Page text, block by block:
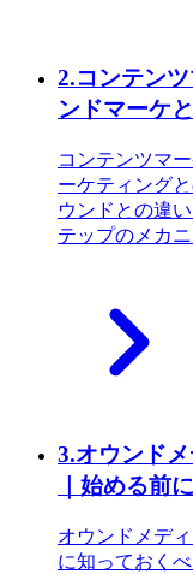
2.コンテン
ンドマーケ
コンテンツマ
ーケティング
ウンドとの違
テップのメカ
3.オウンド
｜始める前
オウンドメデ
に知っておく